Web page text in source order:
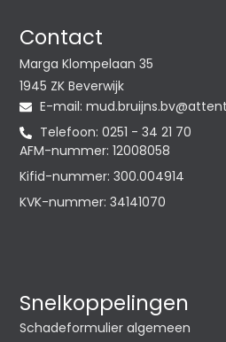
Contact
Marga Klompelaan 35
1945 ZK Beverwijk
E-mail: @vb.snjiurb.dum
Telefoon: 0251 - 34 21 70
AFM-nummer: 12008058
Kifid-nummer: 300.004914
KVK-nummer: 34141070
Snelkoppelingen
Schadeformulier algemeen